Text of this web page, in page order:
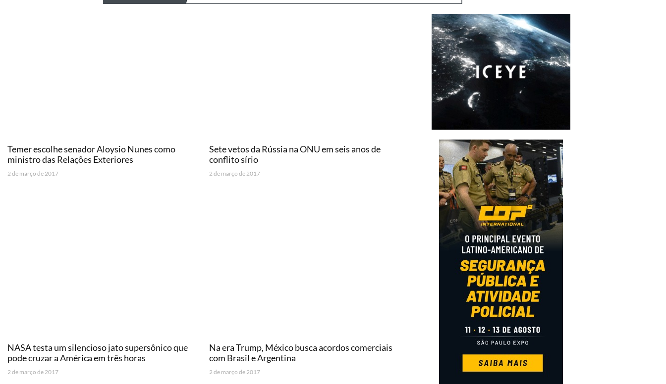
Temer escolhe senador Aloysio Nunes como
ministro das Relações Exteriores
2 de março de 2017
Sete vetos da Rússia na ONU em seis anos de
conflito sírio
2 de março de 2017
NASA testa um silencioso jato supersônico que
pode cruzar a América em três horas
2 de março de 2017
Na era Trump, México busca acordos comerciais
com Brasil e Argentina
2 de março de 2017